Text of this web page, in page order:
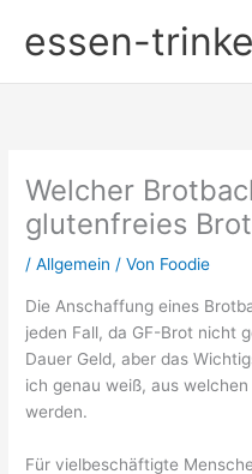
Inhaltessen-
Welcher
glutenfreies
/Allgemein / Von Foodie
Die Anschaffung eines
jeden Fall, da GF-Brot nicht
Dauer Geld, aber das
ich genau weiß, aus
werden.
Für vielbeschäftigte